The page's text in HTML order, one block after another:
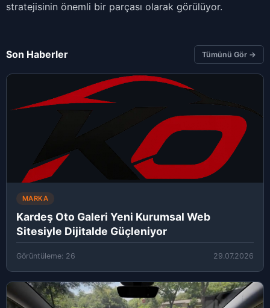
stratejisinin önemli bir parçası olarak görülüyor.
Son Haberler Tümünü Gör →
MARKA
Kardeş Oto Galeri Yeni Kurumsal Web
Sitesiyle Dijitalde Güçleniyor
Görüntüleme: 26 29.07.2026